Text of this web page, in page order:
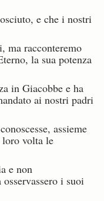
e che i nostri
ma racconteremo
la sua potenza
in Giacobbe e ha
ai nostri padri
assieme
loro volta le
e non
i suoi